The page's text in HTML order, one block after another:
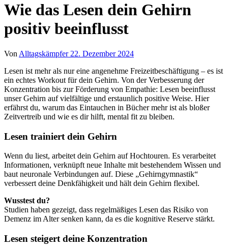
Wie das Lesen dein Gehirn
positiv beeinflusst
Von Alltagskämpfer 22. Dezember 2024
Lesen ist mehr als nur eine angenehme Freizeitbeschäftigung – es ist
ein echtes Workout für dein Gehirn. Von der Verbesserung der
Konzentration bis zur Förderung von Empathie: Lesen beeinflusst
unser Gehirn auf vielfältige und erstaunlich positive Weise. Hier
erfährst du, warum das Eintauchen in Bücher mehr ist als bloßer
Zeitvertreib und wie es dir hilft, mental fit zu bleiben.
Lesen trainiert dein Gehirn
Wenn du liest, arbeitet dein Gehirn auf Hochtouren. Es verarbeitet
Informationen, verknüpft neue Inhalte mit bestehendem Wissen und
baut neuronale Verbindungen auf. Diese „Gehirngymnastik“
verbessert deine Denkfähigkeit und hält dein Gehirn flexibel.
Wusstest du?
Studien haben gezeigt, dass regelmäßiges Lesen das Risiko von
Demenz im Alter senken kann, da es die kognitive Reserve stärkt.
Lesen steigert deine Konzentration